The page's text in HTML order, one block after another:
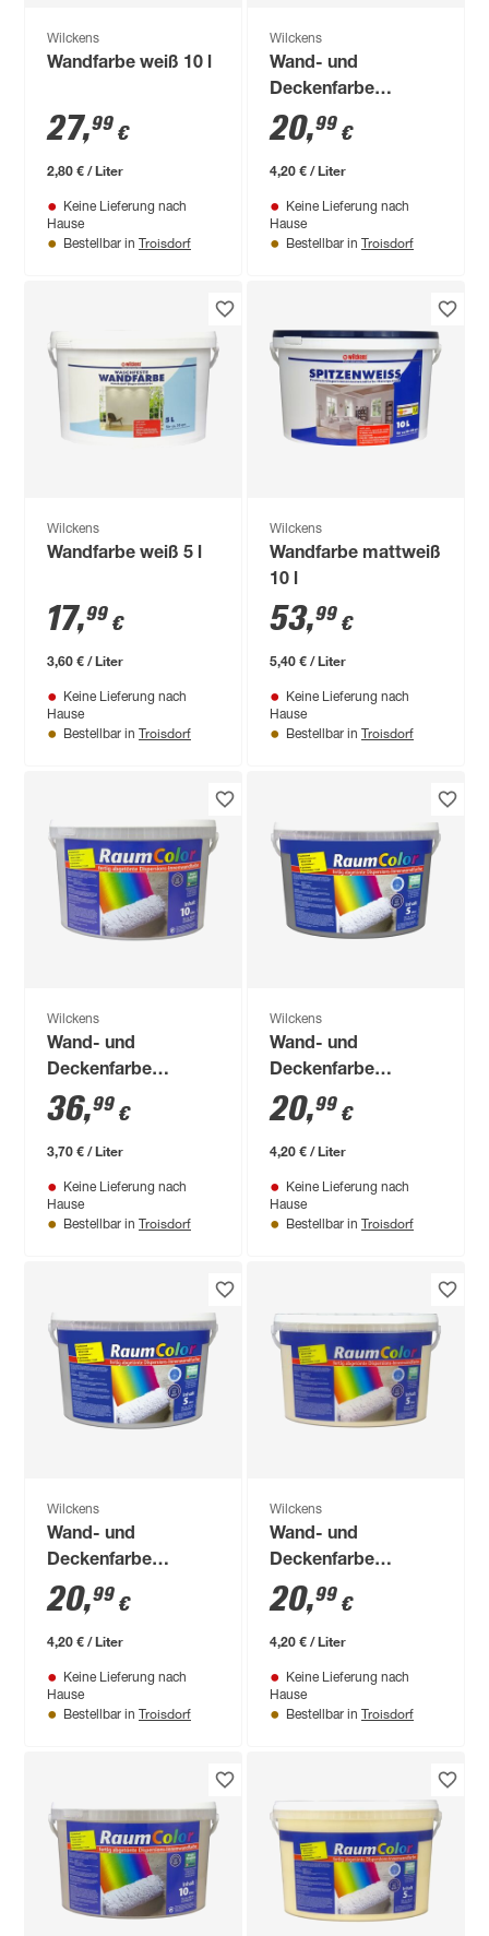
Wilckens
Wandfarbe weiß 10 l
27,99 €
2,80 € / Liter
Keine Lieferung nach
Hause
Bestellbar in Troisdorf
Wilckens
Wand- und
Deckenfarbe
'RaumColor'
felsgrau 5 l
20,99 €
4,20 € / Liter
Keine Lieferung nach
Hause
Bestellbar in Troisdorf
Wilckens
Wandfarbe weiß 5 l
17,99 €
3,60 € / Liter
Keine Lieferung nach
Hause
Bestellbar in Troisdorf
Wilckens
Wandfarbe mattweiß
10 l
53,99 €
5,40 € / Liter
Keine Lieferung nach
Hause
Bestellbar in Troisdorf
Wilckens
Wand- und
Deckenfarbe
'RaumColor'
samtgrau 10 l
36,99 €
3,70 € / Liter
Keine Lieferung nach
Hause
Bestellbar in Troisdorf
Wilckens
Wand- und
Deckenfarbe
'RaumColor'
basaltgrau 5 l
20,99 €
4,20 € / Liter
Keine Lieferung nach
Hause
Bestellbar in Troisdorf
Wilckens
Wand- und
Deckenfarbe
'RaumColor'
samtgrau 5 l
20,99 €
4,20 € / Liter
Keine Lieferung nach
Hause
Bestellbar in Troisdorf
Wilckens
Wand- und
Deckenfarbe
'RaumColor'
hellbraun 5 l
20,99 €
4,20 € / Liter
Keine Lieferung nach
Hause
Bestellbar in Troisdorf